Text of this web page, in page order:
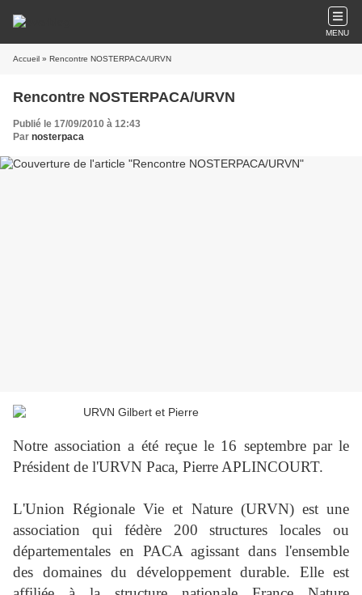
MENU
Accueil » Rencontre NOSTERPACA/URVN
Rencontre NOSTERPACA/URVN
Publié le 17/09/2010 à 12:43
Par nosterpaca
Notre association a été reçue le 16 septembre par le
Président de l'URVN Paca, Pierre APLINCOURT.
L'Union Régionale Vie et Nature (URVN) est une
association qui fédère 200 structures locales ou
départementales en PACA agissant dans l'ensemble
des domaines du développement durable. Elle est